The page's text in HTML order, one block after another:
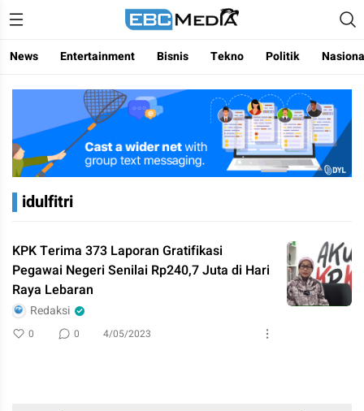
ebctvmedia
Menggapai Cakrawala Untuk Indonesia
News Entertainment Bisnis Tekno Politik
idulfitri
KPK Terima 373 Laporan Gratifikasi
Pegawai Negeri Senilai Rp240,7 Juta di Hari
Raya Lebaran
Redaksi
0 0 4/05/2023